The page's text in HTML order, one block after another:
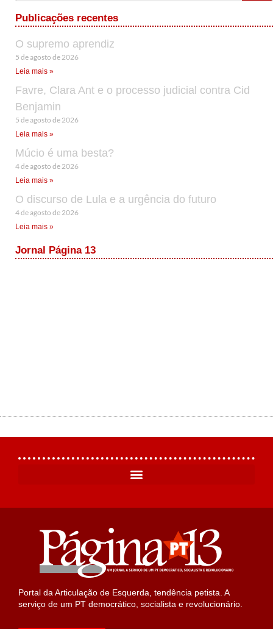
Publicações recentes
O supremo aprendiz
5 de agosto de 2026
Leia mais »
Favre, Clara Ant e o processo judicial contra Cid
Benjamin
5 de agosto de 2026
Leia mais »
Múcio é uma besta?
4 de agosto de 2026
Leia mais »
O discurso de Lula e a urgência do futuro
4 de agosto de 2026
Leia mais »
Jornal Página 13
Portal da Articulação de Esquerda, tendência petista. A
serviço de um PT democrático, socialista e revolucionário.